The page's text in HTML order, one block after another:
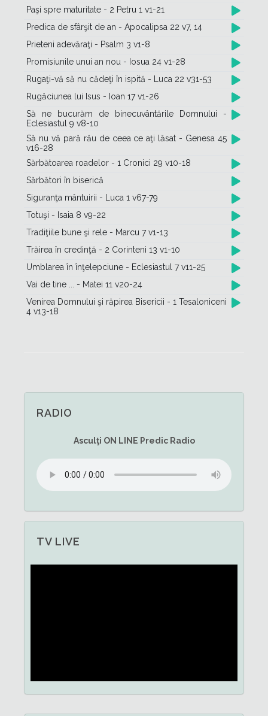
Paşi spre maturitate - 2 Petru 1 v1-21
Predica de sfârşit de an - Apocalipsa 22 v7, 14
Prieteni adevăraţi - Psalm 3 v1-8
Promisiunile unui an nou - Iosua 24 v1-28
Rugaţi-vă să nu cădeţi în ispită - Luca 22 v31-53
Rugăciunea lui Isus - Ioan 17 v1-26
Să ne bucurăm de binecuvântările Domnului -
Eclesiastul 9 v8-10
Să nu vă pară rău de ceea ce aţi lăsat - Genesa 45
v16-28
Sărbătoarea roadelor - 1 Cronici 29 v10-18
Sărbători în biserică
Siguranţa mântuirii - Luca 1 v67-79
Totuşi - Isaia 8 v9-22
Tradiţiile bune şi rele - Marcu 7 v1-13
Trăirea în credinţă - 2 Corinteni 13 v1-10
Umblarea în înţelepciune - Eclesiastul 7 v11-25
Vai de tine ... - Matei 11 v20-24
Venirea Domnului şi răpirea Bisericii - 1 Tesaloniceni
4 v13-18
RADIO
Asculţi ON LINE Predic Radio
TV LIVE